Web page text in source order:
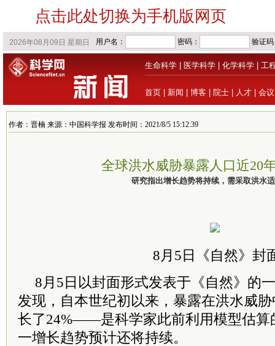
点击此处切换为手机版网页
生命科学 医学科学 化学科学 工
首页 新闻 博客 院士 人才 会议
作者：晋楠 来源：中国科学报 发布时间：2021/8/5 15:12:39
全球洪水威胁暴露人口近20
研究指出增长趋势将持续，需采取洪水
8月5日《自然》封
8月5日以封面形式发表于《自然》的
发现，自本世纪初以来，暴露在洪水威
长了24%——是科学家此前利用模型估算
一增长趋势预计还将持续。